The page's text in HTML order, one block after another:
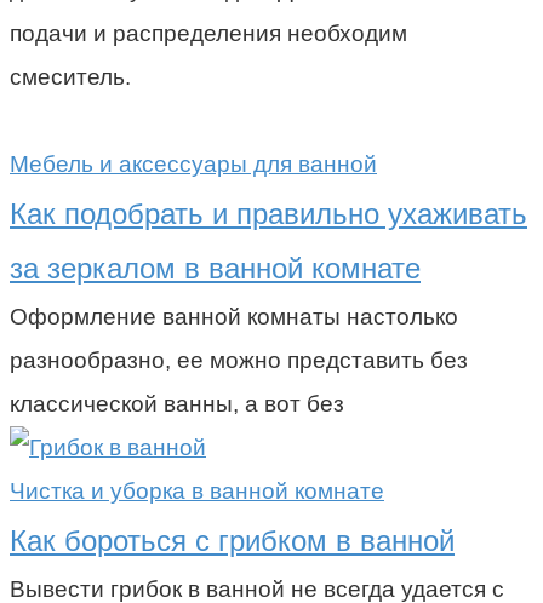
подачи и распределения необходим
смеситель.
Мебель и аксессуары для ванной
Как подобрать и правильно ухаживать
за зеркалом в ванной комнате
Оформление ванной комнаты настолько
разнообразно, ее можно представить без
классической ванны, а вот без
Чистка и уборка в ванной комнате
Как бороться с грибком в ванной
Вывести грибок в ванной не всегда удается с